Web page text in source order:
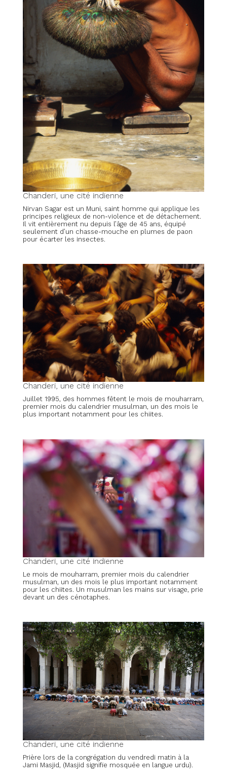
Chanderi, une cité indienne
Nirvan Sagar est un Muni, saint homme qui applique les
principes religieux de non-violence et de détachement.
Il vit entièrement nu depuis l’âge de 45 ans, équipé
seulement d’un chasse-mouche en plumes de paon
pour écarter les insectes.
Chanderi, une cité indienne
Juillet 1995, des hommes fêtent le mois de mouharram,
premier mois du calendrier musulman, un des mois le
plus important notamment pour les chiites.
Chanderi, une cité indienne
Le mois de mouharram, premier mois du calendrier
musulman, un des mois le plus important notamment
pour les chiites. Un musulman les mains sur visage, prie
devant un des cénotaphes.
Chanderi, une cité indienne
Prière lors de la congrégation du vendredi matin à la
Jami Masjid, (Masjid signifie mosquée en langue urdu).